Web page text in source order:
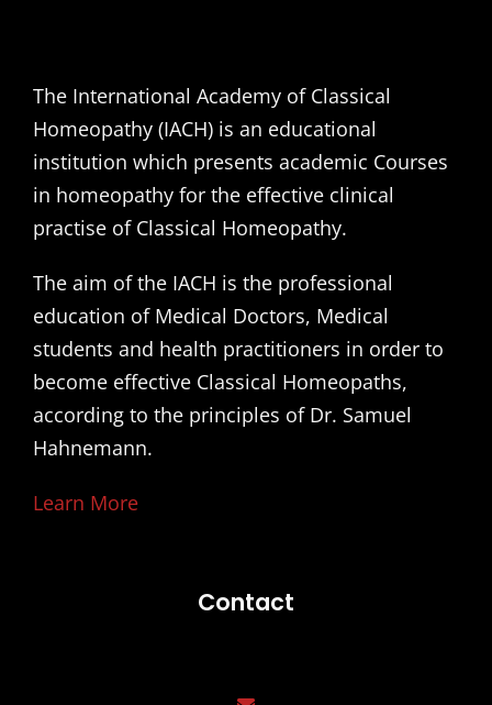
The International Academy of Classical
Homeopathy (IACH) is an educational
institution which presents academic Courses
in homeopathy for the effective clinical
practise of Classical Homeopathy.
The aim of the IACH is the professional
education of Medical Doctors, Medical
students and health practitioners in order to
become effective Classical Homeopaths,
according to the principles of Dr. Samuel
Hahnemann.
Learn More
Contact